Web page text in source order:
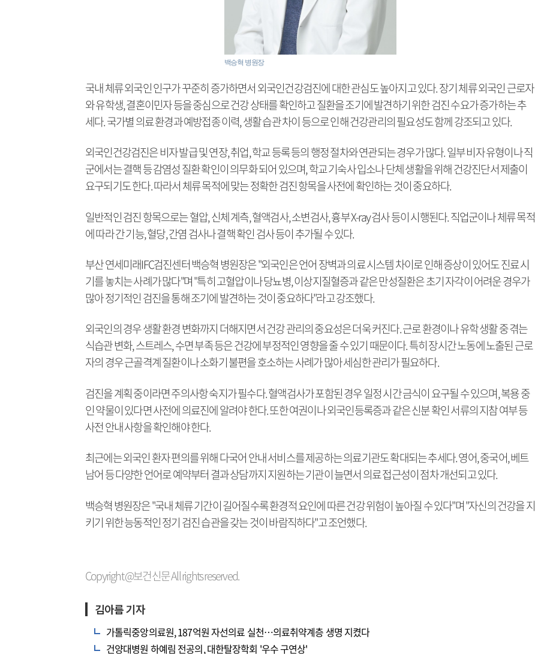
백승혁 병원장
국내 체류 외국인 인구가 꾸준히 증가하면서 외국인건강검진에 대한 관심도 높아지고 있다. 장기 체류 외국인 근로자
와 유학생, 결혼이민자 등을 중심으로 건강 상태를 확인하고 질환을 조기에 발견하기 위한 검진 수요가 증가하는 추
세다. 국가별 의료 환경과 예방접종 이력, 생활 습관 차이 등으로 인해 건강관리의 필요성도 함께 강조되고 있다.
외국인건강검진은 비자 발급 및 연장, 취업, 학교 등록 등의 행정 절차와 연관되는 경우가 많다. 일부 비자 유형이나 직
군에서는 결핵 등 감염성 질환 확인이 의무화 되어 있으며, 학교 기숙사 입소나 단체 생활을 위해 건강진단서 제출이
요구되기도 한다. 따라서 체류 목적에 맞는 정확한 검진 항목을 사전에 확인하는 것이 중요하다.
일반적인 검진 항목으로는 혈압, 신체 계측, 혈액검사, 소변검사, 흉부 X-ray 검사 등이 시행된다. 직업군이나 체류 목적
에 따라 간 기능, 혈당, 간염 검사나 결핵 확인 검사 등이 추가될 수 있다.
부산 연세미래IFC검진센터 백승혁 병원장은 "외국인은 언어 장벽과 의료 시스템 차이로 인해 증상이 있어도 진료 시
기를 놓치는 사례가 많다"며 "특히 고혈압이나 당뇨병, 이상지질혈증과 같은 만성질환은 초기 자각이 어려운 경우가
많아 정기적인 검진을 통해 조기에 발견하는 것이 중요하다"라고 강조했다.
외국인의 경우 생활 환경 변화까지 더해지면서 건강 관리의 중요성은 더욱 커진다. 근로 환경이나 유학 생활 중 겪는
식습관 변화, 스트레스, 수면 부족 등은 건강에 부정적인 영향을 줄 수 있기 때문이다. 특히 장시간 노동에 노출된 근로
자의 경우 근골격계 질환이나 소화기 불편을 호소하는 사례가 많아 세심한 관리가 필요하다.
검진을 계획 중이라면 주의사항 숙지가 필수다. 혈액검사가 포함된 경우 일정 시간 금식이 요구될 수 있으며, 복용 중
인 약물이 있다면 사전에 의료진에 알려야 한다. 또한 여권이나 외국인등록증과 같은 신분 확인 서류의 지참 여부 등
사전 안내 사항을 확인해야 한다.
최근에는 외국인 환자 편의를 위해 다국어 안내 서비스를 제공하는 의료기관도 확대되는 추세다. 영어, 중국어, 베트
남어 등 다양한 언어로 예약부터 결과 상담까지 지원하는 기관이 늘면서 의료 접근성이 점차 개선되고 있다.
백승혁 병원장은 "국내 체류 기간이 길어질수록 환경적 요인에 따른 건강 위험이 높아질 수 있다"며 "자신의 건강을 지
키기 위한 능동적인 정기 검진 습관을 갖는 것이 바람직하다"고 조언했다.
Copyright @보건신문 All rights reserved.
김아름 기자
가톨릭중앙의료원, 187억원 자선의료 실천…의료취약계층 생명 지켰다
건양대병원 하예림 전공의, 대한탈장학회 '우수 구연상'